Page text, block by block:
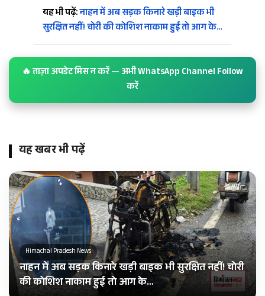
यह भी पढ़ें:नाहन में अब सड़क किनारे खड़ी बाइक भी
सुरक्षित नहीं! चोरी की कोशिश नाकाम हुई तो आग के…
🔥 ताज़ा अपडेट मिस न करें — अभी WhatsApp Channel Follow
करें
यह खबर भी पढ़ें
Himachal Pradesh News
नाहन में अब सड़क किनारे खड़ी बाइक भी सुरक्षित नहीं! चोरी
की कोशिश नाकाम हुई तो आग के…